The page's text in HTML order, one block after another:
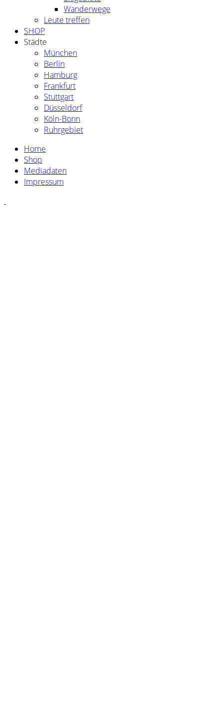
Wanderwege
Leute treffen
SHOP
Städte
München
Berlin
Hamburg
Frankfurt
Stuttgart
Düsseldorf
Köln-Bonn
Ruhrgebiet
Home
Shop
Mediadaten
Impressum